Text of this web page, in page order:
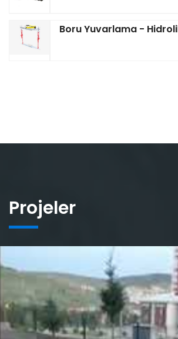
Boru Yuvarlama -
Projeler